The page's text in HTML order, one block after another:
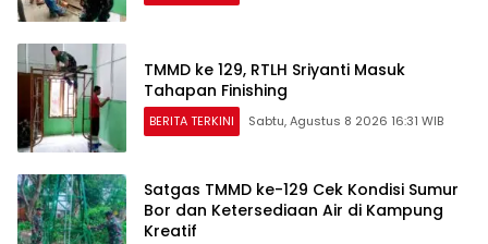
TMMD ke 129, RTLH Sriyanti Masuk
Tahapan Finishing
BERITA TERKINI Sabtu, Agustus 8 2026 16:31 WIB
Satgas TMMD ke-129 Cek Kondisi Sumur
Bor dan Ketersediaan Air di Kampung
Kreatif